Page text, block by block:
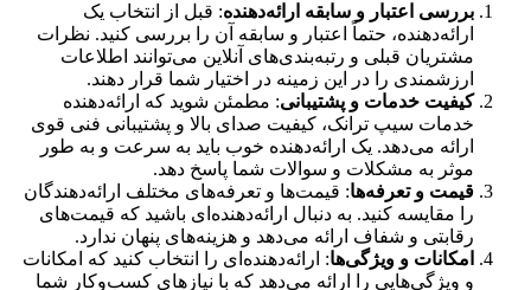
بررسی اعتبار و سابقه ارائه‌دهنده: قبل از انتخاب یک
ارائه‌دهنده، حتماً اعتبار و سابقه آن را بررسی کنید. نظرات
مشتریان قبلی و رتبه‌بندی‌های آنلاین می‌توانند اطلاعات
ارزشمندی را در این زمینه در اختیار شما قرار دهند.
کیفیت خدمات و پشتیبانی: مطمئن شوید که ارائه‌دهنده
خدمات سیپ ترانک، کیفیت صدای بالا و پشتیبانی فنی قوی
ارائه می‌دهد. یک ارائه‌دهنده خوب باید به سرعت و به طور
موثر به مشکلات و سوالات شما پاسخ دهد.
قیمت و تعرفه‌ها: قیمت‌ها و تعرفه‌های مختلف ارائه‌دهندگان
را مقایسه کنید. به دنبال ارائه‌دهنده‌ای باشید که قیمت‌های
رقابتی و شفاف ارائه می‌دهد و هزینه‌های پنهان ندارد.
امکانات و ویژگی‌ها: ارائه‌دهنده‌ای را انتخاب کنید که امکانات
و ویژگی‌هایی را ارائه می‌دهد که با نیازهای کسب‌وکار شما